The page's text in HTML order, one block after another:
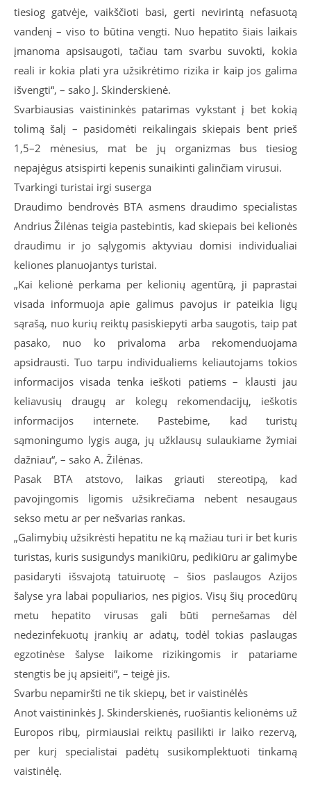
tiesiog gatvėje, vaikščioti basi, gerti nevirintą nefasuotą
vandenį – viso to būtina vengti. Nuo hepatito šiais laikais
įmanoma apsisaugoti, tačiau tam svarbu suvokti, kokia
reali ir kokia plati yra užsikrėtimo rizika ir kaip jos galima
išvengti“, – sako J. Skinderskienė.
Svarbiausias vaistininkės patarimas vykstant į bet kokią
tolimą šalį – pasidomėti reikalingais skiepais bent prieš
1,5–2 mėnesius, mat be jų organizmas bus tiesiog
nepajėgus atsispirti kepenis sunaikinti galinčiam virusui.
Tvarkingi turistai irgi suserga
Draudimo bendrovės BTA asmens draudimo specialistas
Andrius Žilėnas teigia pastebintis, kad skiepais bei kelionės
draudimu ir jo sąlygomis aktyviau domisi individualiai
keliones planuojantys turistai.
„Kai kelionė perkama per kelionių agentūrą, ji paprastai
visada informuoja apie galimus pavojus ir pateikia ligų
sąrašą, nuo kurių reiktų pasiskiepyti arba saugotis, taip pat
pasako, nuo ko privaloma arba rekomenduojama
apsidrausti. Tuo tarpu individualiems keliautojams tokios
informacijos visada tenka ieškoti patiems – klausti jau
keliavusių draugų ar kolegų rekomendacijų, ieškotis
informacijos internete. Pastebime, kad turistų
sąmoningumo lygis auga, jų užklausų sulaukiame žymiai
dažniau“, – sako A. Žilėnas.
Pasak BTA atstovo, laikas griauti stereotipą, kad
pavojingomis ligomis užsikrečiama nebent nesaugaus
sekso metu ar per nešvarias rankas.
„Galimybių užsikrėsti hepatitu ne ką mažiau turi ir bet kuris
turistas, kuris susigundys manikiūru, pedikiūru ar galimybe
pasidaryti išsvajotą tatuiruotę – šios paslaugos Azijos
šalyse yra labai populiarios, nes pigios. Visų šių procedūrų
metu hepatito virusas gali būti pernešamas dėl
nedezinfekuotų įrankių ar adatų, todėl tokias paslaugas
egzotinėse šalyse laikome rizikingomis ir patariame
stengtis be jų apsieiti“, – teigė jis.
Svarbu nepamiršti ne tik skiepų, bet ir vaistinėlės
Anot vaistininkės J. Skinderskienės, ruošiantis kelionėms už
Europos ribų, pirmiausiai reiktų pasilikti ir laiko rezervą,
per kurį specialistai padėtų susikomplektuoti tinkamą
vaistinėlę.